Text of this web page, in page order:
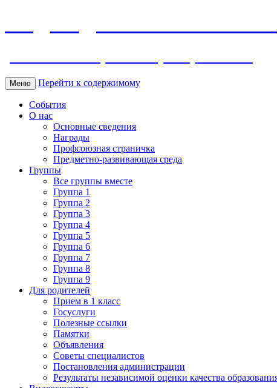
Меню Перейти к содержимому
События
О нас
Основные сведения
Награды
Профсоюзная страничка
Предметно-развивающая среда
Группы
Все группы вместе
Группа 1
Группа 2
Группа 3
Группа 4
Группа 5
Группа 6
Группа 7
Группа 8
Группа 9
Для родителей
Прием в 1 класс
Госуслуги
Полезные ссылки
Памятки
Объявления
Советы специалистов
Постановления администрации
Результаты независимой оценки качества